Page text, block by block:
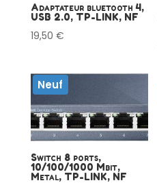
Adaptateur bluetooth 4,
USB 2.0, TP-LINK, NF
19,50 €
Neuf
Switch 8 ports,
10/100/1000 Mbit,
Metal, TP-LINK, NF